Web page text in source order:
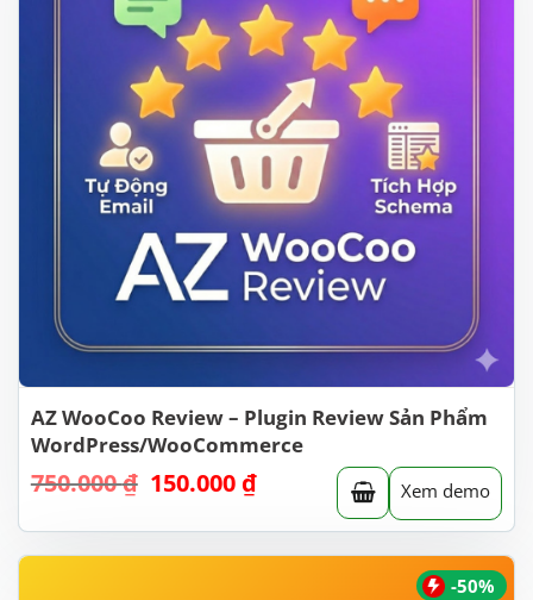
AZ WooCoo Review – Plugin Review Sản Phẩm
WordPress/WooCommerce
750.000₫ Giá
gốc
150.000 ₫Giá
hiện
150.000 ₫.
Xem demo
-50%